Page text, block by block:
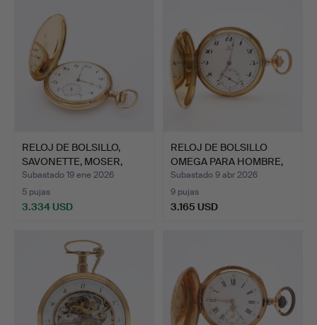
RELOJ DE BOLSILLO,
SAVONETTE, MOSER,
ORO D…
Subastado 19 ene 2026
5 pujas
3.334 USD
RELOJ DE BOLSILLO
OMEGA PARA HOMBRE,
oro d…
Subastado 9 abr 2026
9 pujas
3.165 USD